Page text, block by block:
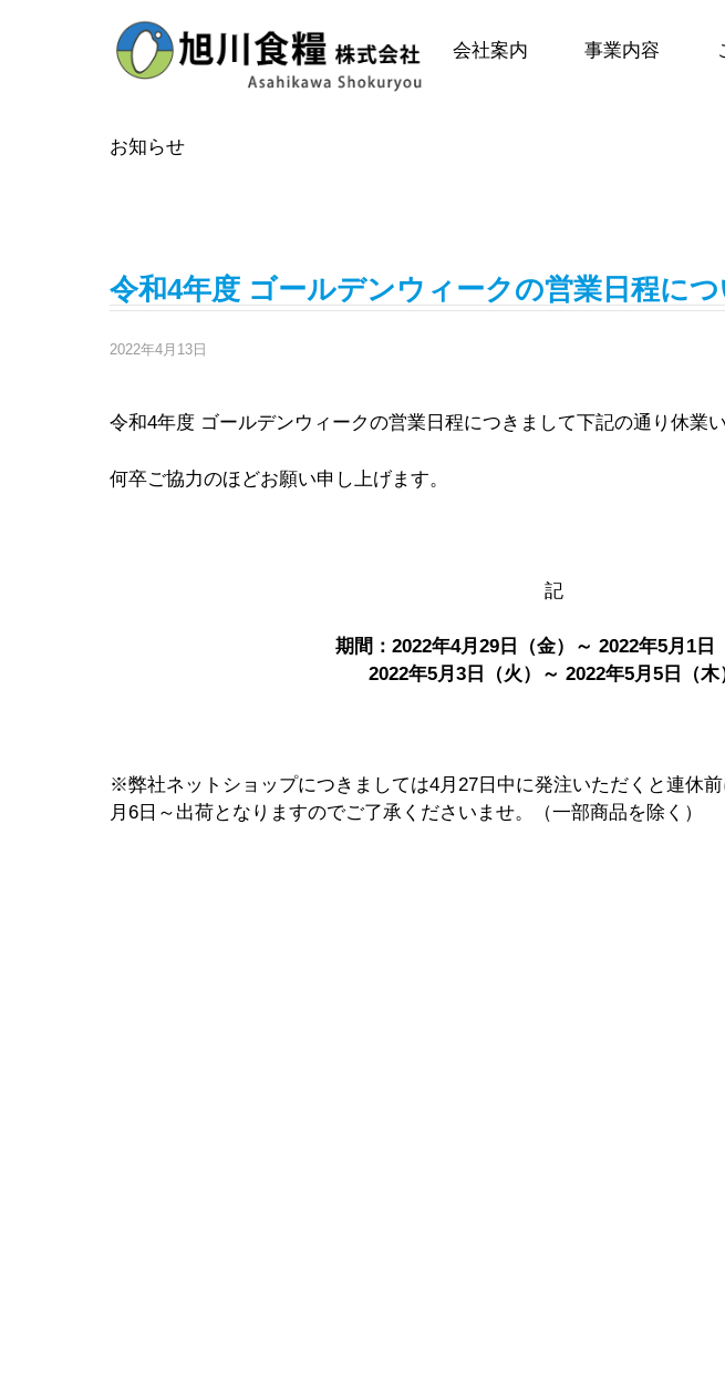
to
content
会社案内 事業内容
お知らせ
令和4年度 ゴールデンウィークの営業日程につ
2022年4月13日
令和4年度 ゴールデンウィークの営業日程につきまして下記の通り休業
何卒ご協力のほどお願い申し上げます。
記
期間：2022年4月29日（金）～ 2022年5月1日
2022年5月3日（火）～ 2022年5月5日（木
※弊社ネットショップにつきましては4月27日中に発注いただくと連休
月6日～出荷となりますのでご了承くださいませ。（一部商品を除く）